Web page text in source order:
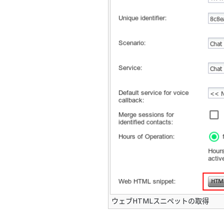
ウェブHTMLスニペットの取得